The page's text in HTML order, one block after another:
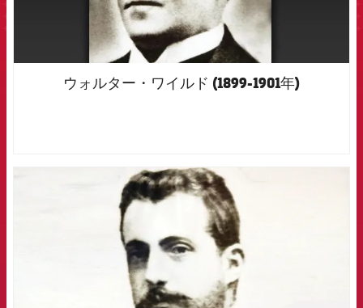
ウォルター・ワイルド (1899-1901年)
FCB Barcelona badge